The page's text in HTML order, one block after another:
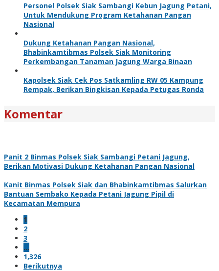
Personel Polsek Siak Sambangi Kebun Jagung Petani,
Untuk Mendukung Program Ketahanan Pangan
Nasional
Dukung Ketahanan Pangan Nasional,
Bhabinkamtibmas Polsek Siak Monitoring
Perkembangan Tanaman Jagung Warga Binaan
Kapolsek Siak Cek Pos Satkamling RW 05 Kampung
Rempak, Berikan Bingkisan Kepada Petugas Ronda
Komentar
Panit 2 Binmas Polsek Siak Sambangi Petani Jagung,
Berikan Motivasi Dukung Ketahanan Pangan Nasional
Kanit Binmas Polsek Siak dan Bhabinkamtibmas Salurkan
Bantuan Sembako Kepada Petani Jagung Pipil di
Kecamatan Mempura
1
2
3
…
1,326
Berikutnya